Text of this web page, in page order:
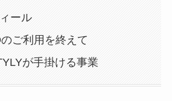
ール
ご利用を終えて
が手掛ける事業